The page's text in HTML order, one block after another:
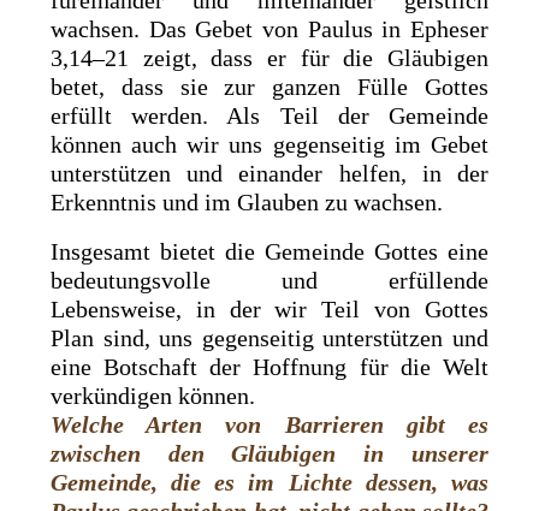
wachsen. Das Gebet von Paulus in Epheser
3,14–21 zeigt, dass er für die Gläubigen
betet, dass sie zur ganzen Fülle Gottes
erfüllt werden. Als Teil der Gemeinde
können auch wir uns gegenseitig im Gebet
unterstützen und einander helfen, in der
Erkenntnis und im Glauben zu wachsen.
Insgesamt bietet die Gemeinde Gottes eine
bedeutungsvolle und erfüllende
Lebensweise, in der wir Teil von Gottes
Plan sind, uns gegenseitig unterstützen und
eine Botschaft der Hoffnung für die Welt
verkündigen können.
Welche Arten von Barrieren gibt es
zwischen den Gläubigen in unserer
Gemeinde, die es im Lichte dessen, was